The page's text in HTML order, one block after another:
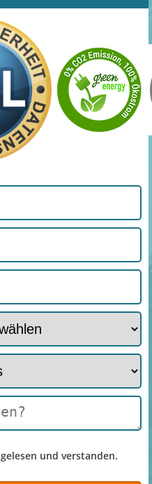
gelesen und verstanden.